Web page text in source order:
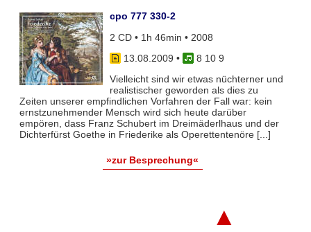
cpo 777 330-2
2 CD • 1h 46min • 2008
13.08.2009 •
8 10 9
Vielleicht sind wir etwas nüchterner und
realistischer geworden als dies zu
Zeiten unserer empfindlichen Vorfahren der Fall war: kein
ernstzunehmender Mensch wird sich heute darüber
empören, dass Franz Schubert im Dreimäderlhaus und der
Dichterfürst Goethe in Friederike als Operettentenöre [...]
»zur Besprechung«
▲